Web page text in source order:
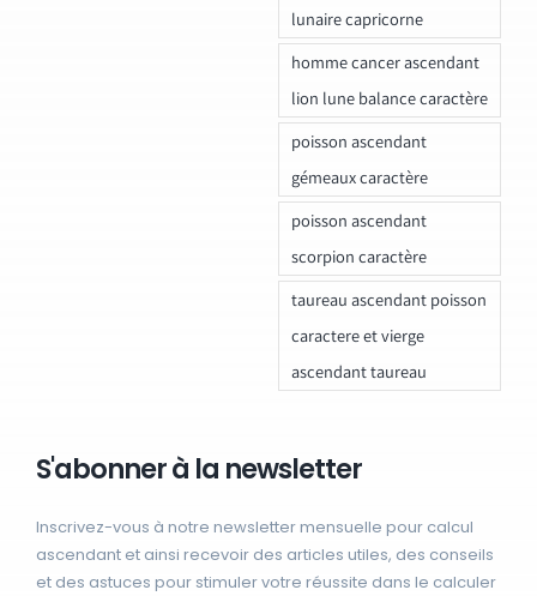
lunaire capricorne
homme cancer ascendant
lion lune balance caractère
poisson ascendant
gémeaux caractère
poisson ascendant
scorpion caractère
taureau ascendant poisson
caractere et vierge
ascendant taureau
S'abonner à la newsletter
Inscrivez-vous à notre newsletter mensuelle pour calcul
ascendant et ainsi recevoir des articles utiles, des conseils
et des astuces pour stimuler votre réussite dans le calculer